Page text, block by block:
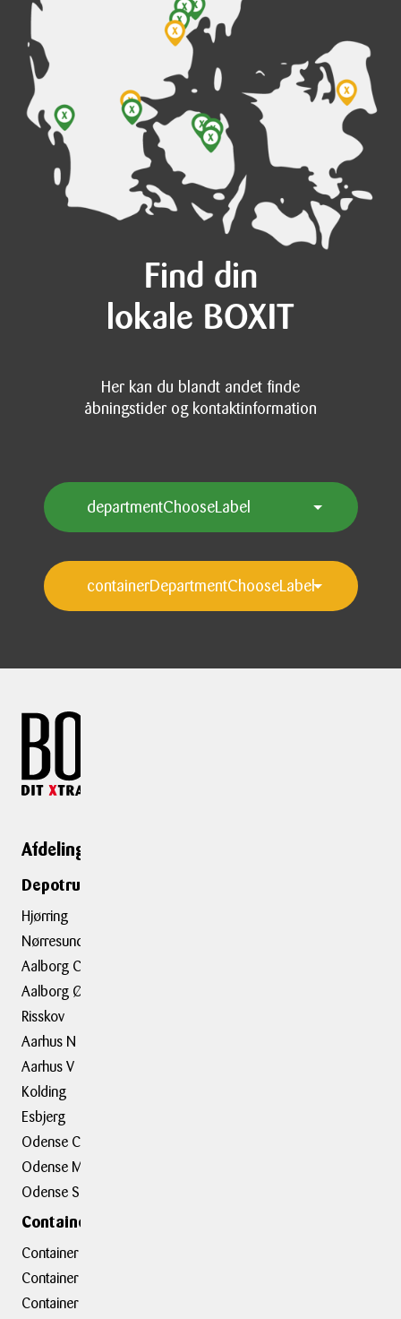
Find din
lokale BOXIT
Her kan du blandt andet finde
åbningstider og kontaktinformation
Afdelinger
Depotrumsafdelinger
Hjørring
Nørresundby
Aalborg C
Aalborg Ø
Risskov
Aarhus N
Aarhus V
Kolding
Esbjerg
Odense C
Odense M
Odense S
Containerafdelinger
Container hovedkontor
Container Hasselager
Container Kolding